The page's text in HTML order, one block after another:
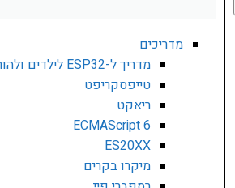
מדריכים
מדריך ל-ESP32 לילדים ולהורים מאפס
טייפסקריפט
ריאקט
ECMAScript 6
ES20XX
מיקרו בקרים